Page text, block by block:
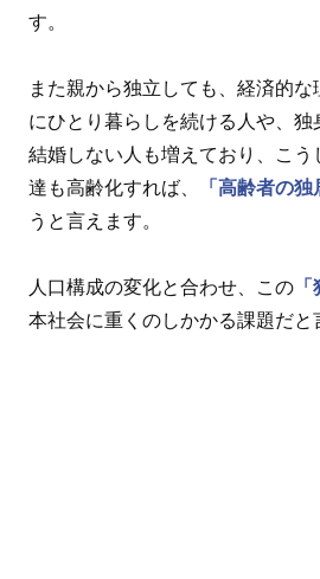
す。
また親から独立しても、経済的
にひとり暮らしを続ける人や、独
結婚しない人も増えており、こう
達も高齢化すれば、
「高齢者の独
うと言えます。
人口構成の変化と合わせ、この
本社会に重くのしかかる課題だと